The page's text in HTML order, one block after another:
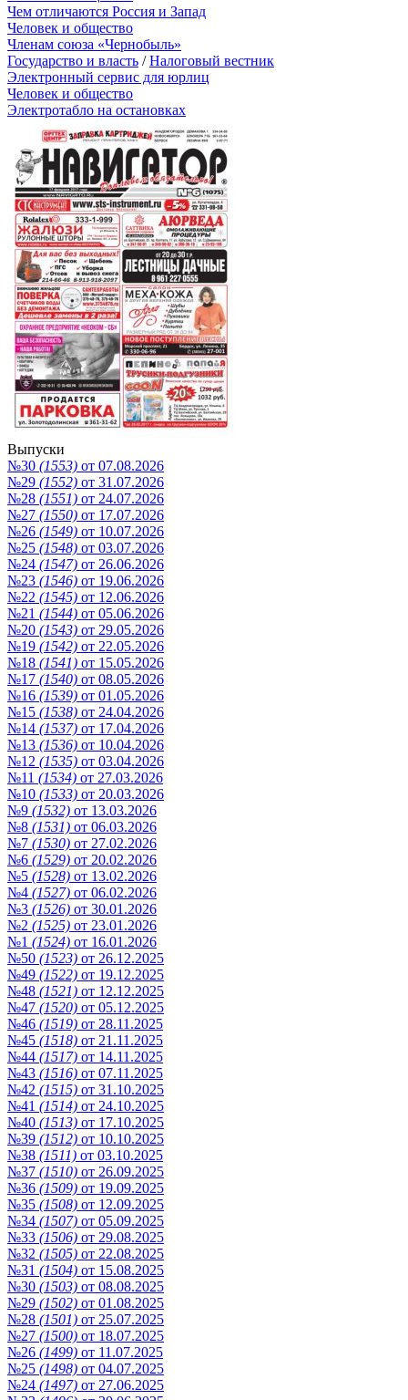
Чем отличаются Россия и Запад
Человек и общество
Членам союза «Чернобыль»
Государство и власть /Налоговый вестник
Электронный сервис для юрлиц
Человек и общество
Электротабло на остановках
Выпуски
№30 (1553) от 07.08.2026
№29 (1552) от 31.07.2026
№28 (1551) от 24.07.2026
№27 (1550) от 17.07.2026
№26 (1549) от 10.07.2026
№25 (1548) от 03.07.2026
№24 (1547) от 26.06.2026
№23 (1546) от 19.06.2026
№22 (1545) от 12.06.2026
№21 (1544) от 05.06.2026
№20 (1543) от 29.05.2026
№19 (1542) от 22.05.2026
№18 (1541) от 15.05.2026
№17 (1540) от 08.05.2026
№16 (1539) от 01.05.2026
№15 (1538) от 24.04.2026
№14 (1537) от 17.04.2026
№13 (1536) от 10.04.2026
№12 (1535) от 03.04.2026
№11 (1534) от 27.03.2026
№10 (1533) от 20.03.2026
№9 (1532) от 13.03.2026
№8 (1531) от 06.03.2026
№7 (1530) от 27.02.2026
№6 (1529) от 20.02.2026
№5 (1528) от 13.02.2026
№4 (1527) от 06.02.2026
№3 (1526) от 30.01.2026
№2 (1525) от 23.01.2026
№1 (1524) от 16.01.2026
№50 (1523) от 26.12.2025
№49 (1522) от 19.12.2025
№48 (1521) от 12.12.2025
№47 (1520) от 05.12.2025
№46 (1519) от 28.11.2025
№45 (1518) от 21.11.2025
№44 (1517) от 14.11.2025
№43 (1516) от 07.11.2025
№42 (1515) от 31.10.2025
№41 (1514) от 24.10.2025
№40 (1513) от 17.10.2025
№39 (1512) от 10.10.2025
№38 (1511) от 03.10.2025
№37 (1510) от 26.09.2025
№36 (1509) от 19.09.2025
№35 (1508) от 12.09.2025
№34 (1507) от 05.09.2025
№33 (1506) от 29.08.2025
№32 (1505) от 22.08.2025
№31 (1504) от 15.08.2025
№30 (1503) от 08.08.2025
№29 (1502) от 01.08.2025
№28 (1501) от 25.07.2025
№27 (1500) от 18.07.2025
№26 (1499) от 11.07.2025
№25 (1498) от 04.07.2025
№24 (1497) от 27.06.2025